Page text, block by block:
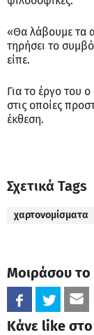
«Θα λάβουμε τα
τηρήσει το
είπε.
Για το έργο του
στις οποίες
έκθεση.
Σχετικά Tags
χαρτονομίσματα
Μοιράσου
Κάνε like